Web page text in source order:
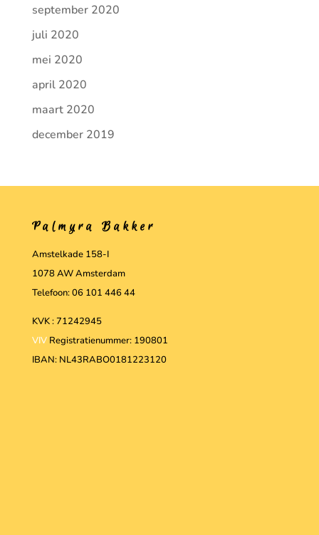
september 2020
juli 2020
mei 2020
april 2020
maart 2020
december 2019
Palmyra Bakker
Amstelkade 158-I
1078 AW Amsterdam
Telefoon: 06 101 446 44
KVK : 71242945
VIVRegistratienummer: 190801
IBAN: NL43RABO0181223120